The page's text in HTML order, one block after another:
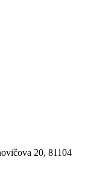
20, 81104